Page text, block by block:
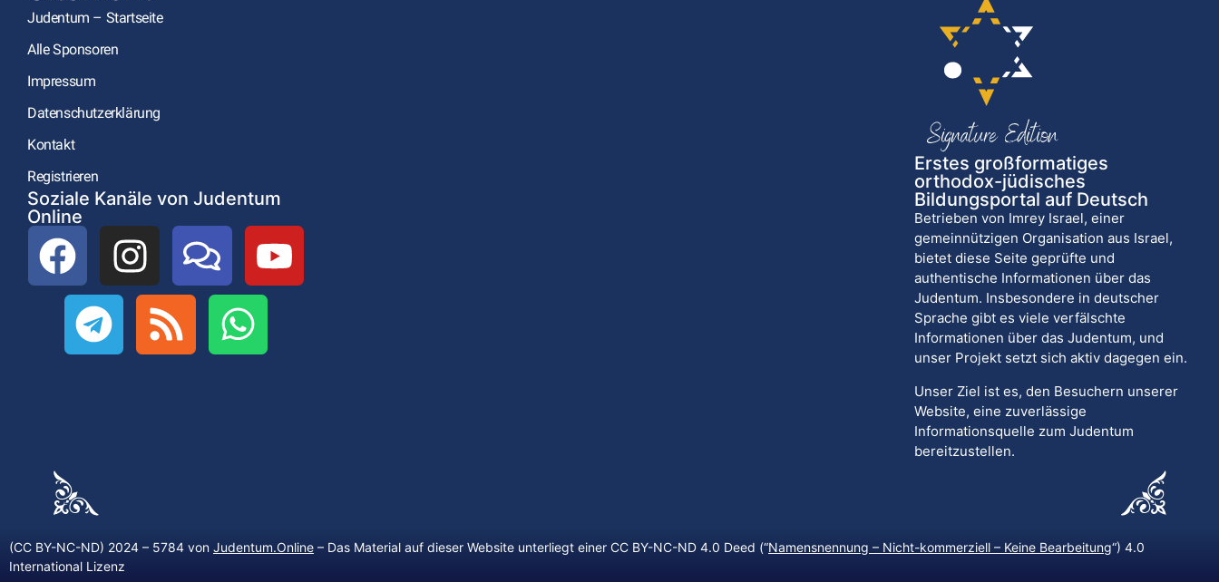
Judentum – Startseite
Alle Sponsoren
Impressum
Datenschutzerklärung
Kontakt
Registrieren
Soziale Kanäle von Judentum
Online
Erstes großformatiges
orthodox-jüdisches
Bildungsportal auf Deutsch
Betrieben von Imrey Israel, einer
gemeinnützigen Organisation aus Israel,
bietet diese Seite geprüfte und
authentische Informationen über das
Judentum. Insbesondere in deutscher
Sprache gibt es viele verfälschte
Informationen über das Judentum, und
unser Projekt setzt sich aktiv dagegen ein.
Unser Ziel ist es, den Besuchern unserer
Website, eine zuverlässige
Informationsquelle zum Judentum
bereitzustellen.
(CC BY-NC-ND) 2024 – 5784 von Judentum.Online – Das Material auf dieser Website unterliegt einer CC BY-NC-ND 4.0 Deed (“Namensnennung – Nicht-kommerziell – Keine Bearbeitung“) 4.0
International Lizenz